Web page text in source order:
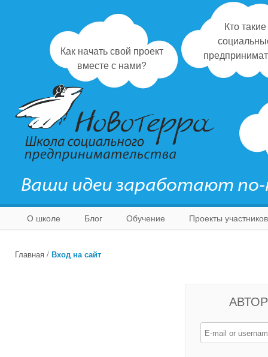
Как начать свой проект
вместе с нами?
Кто такие
Ваши идеи заработают
О школе Блог Обучение Проекты участников
Главная / Вход на сайт